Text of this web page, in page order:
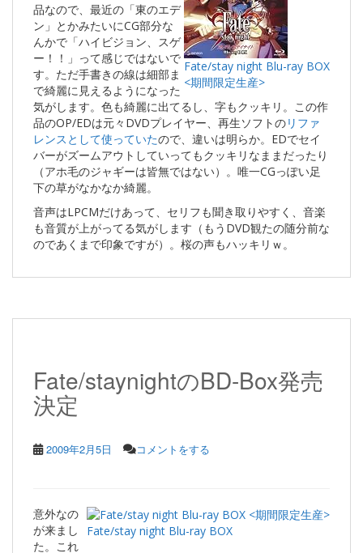
Fate/stay night Blu-ray BOX
<期間限定生産>
品なので、最近の「東のエデ
ン」とかみたいにCG部分な
んかで「ハイビジョン、スゲ
ー！！」って感じではないで
す。ただ手書きの線は細部ま
で綺麗に見えるようになった
気がします。色も綺麗に出てるし、字もクッキリ。この作
品のOP/EDは元々DVDプレイヤー、再生ソフトのリファ
レンスとして使っていたので、違いは明らか。EDでセイ
バーがズームアウトしていってもクッキリなままだったり
（アホ毛のジャギーは皆無ではない）。唯一CGっぽい足
下の草がなかなか綺麗。
音声はLPCMだけあって、セリフも聞き取りやすく、音楽
も音質が上がってる気がします（もうDVD観たの随分前な
のであくまで印象ですが）。桜の声もハッキリｗ。
Fate/staynightのBD-Box発売
決定
2009年2月5日 コメントをする
Fate/stay night Blu-ray BOX
意外なの
が来まし
た。これ